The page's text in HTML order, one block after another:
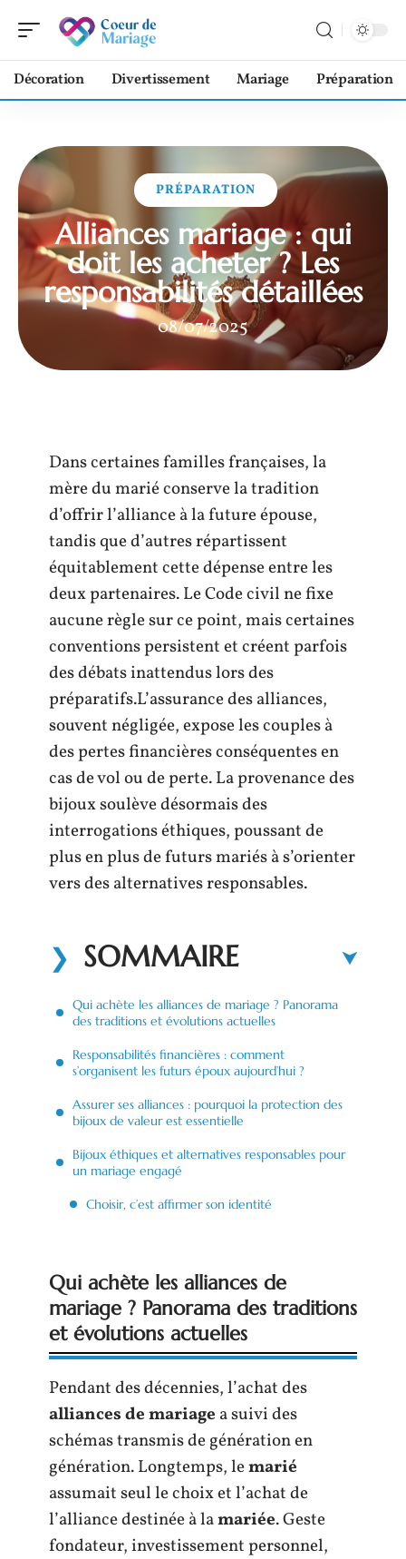
Décoration Divertissement Mariage Préparation
PRÉPARATION
Alliances mariage : qui
doit les acheter ? Les
responsabilités détaillées
08/07/2025
Dans certaines familles françaises, la
mère du marié conserve la tradition
d’offrir l’alliance à la future épouse,
tandis que d’autres répartissent
équitablement cette dépense entre les
deux partenaires. Le Code civil ne fixe
aucune règle sur ce point, mais certaines
conventions persistent et créent parfois
des débats inattendus lors des
préparatifs.L’assurance des alliances,
souvent négligée, expose les couples à
des pertes financières conséquentes en
cas de vol ou de perte. La provenance des
bijoux soulève désormais des
interrogations éthiques, poussant de
plus en plus de futurs mariés à s’orienter
vers des alternatives responsables.
SOMMAIRE
Qui achète les alliances de mariage ? Panorama
des traditions et évolutions actuelles
Responsabilités financières : comment
s’organisent les futurs époux aujourd’hui ?
Assurer ses alliances : pourquoi la protection des
bijoux de valeur est essentielle
Bijoux éthiques et alternatives responsables pour
un mariage engagé
Choisir, c’est affirmer son identité
Qui achète les alliances de
mariage ? Panorama des traditions
et évolutions actuelles
Pendant des décennies, l’achat des
alliances de mariage a suivi des
schémas transmis de génération en
génération. Longtemps, lemarié
assumait seul le choix et l’achat de
l’alliance destinée à lamariée. Geste
fondateur, investissement personnel,